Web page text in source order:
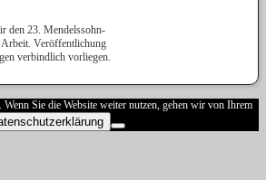
den 23. Mendelssohn-
Veröffentlichung
verbindlich vorliegen.
Wenn Sie die Website weiter nutzen, gehen wir von Ihrem